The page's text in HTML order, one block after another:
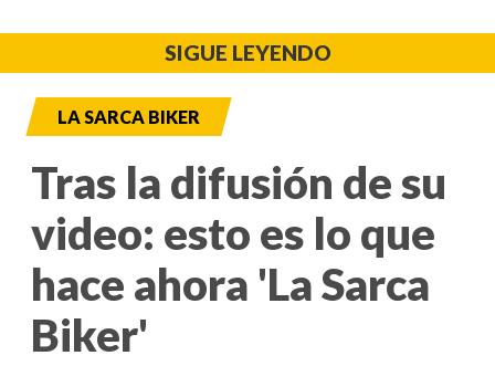
SIGUE LEYENDO
LA SARCA BIKER
Tras la difusión de su
video: esto es lo que
hace ahora 'La Sarca
Biker'